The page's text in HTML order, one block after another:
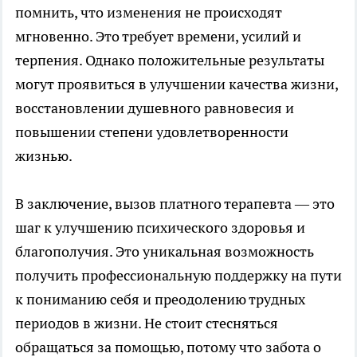
помнить, что изменения не происходят
мгновенно. Это требует времени, усилий и
терпения. Однако положительные результаты
могут проявиться в улучшении качества жизни,
восстановлении душевного равновесия и
повышении степени удовлетворенности
жизнью.
В заключение, вызов платного терапевта — это
шаг к улучшению психического здоровья и
благополучия. Это уникальная возможность
получить профессиональную поддержку на пути
к пониманию себя и преодолению трудных
периодов в жизни. Не стоит стесняться
обращаться за помощью, потому что забота о